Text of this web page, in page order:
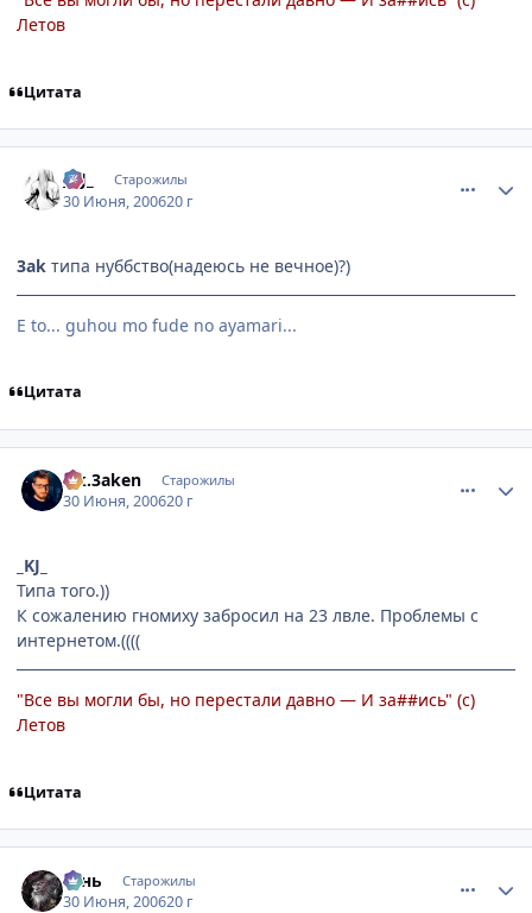
Летов
Цитата
_KJ_ Старожилы
30 Июня, 200620 г
3ak типа нуббство(надеюсь не вечное)?)
E to... guhou mo fude no ayamari...
Цитата
s.k.3aken Старожилы
30 Июня, 200620 г
_KJ_
Типа того.))
К сожалению гномиху забросил на 23 лвле. Проблемы с
интернетом.((((
"Все вы могли бы, но перестали давно — И за##ись" (с)
Летов
Цитата
Teнь Старожилы
30 Июня, 200620 г